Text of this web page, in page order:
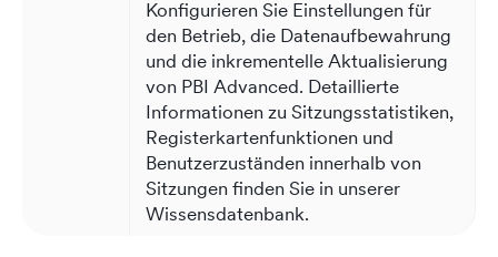
Konfigurieren Sie Einstellungen für
den Betrieb, die Datenaufbewahrung
und die inkrementelle Aktualisierung
von PBI Advanced. Detaillierte
Informationen zu Sitzungsstatistiken,
Registerkartenfunktionen und
Benutzerzuständen innerhalb von
Sitzungen finden Sie in unserer
Wissensdatenbank.